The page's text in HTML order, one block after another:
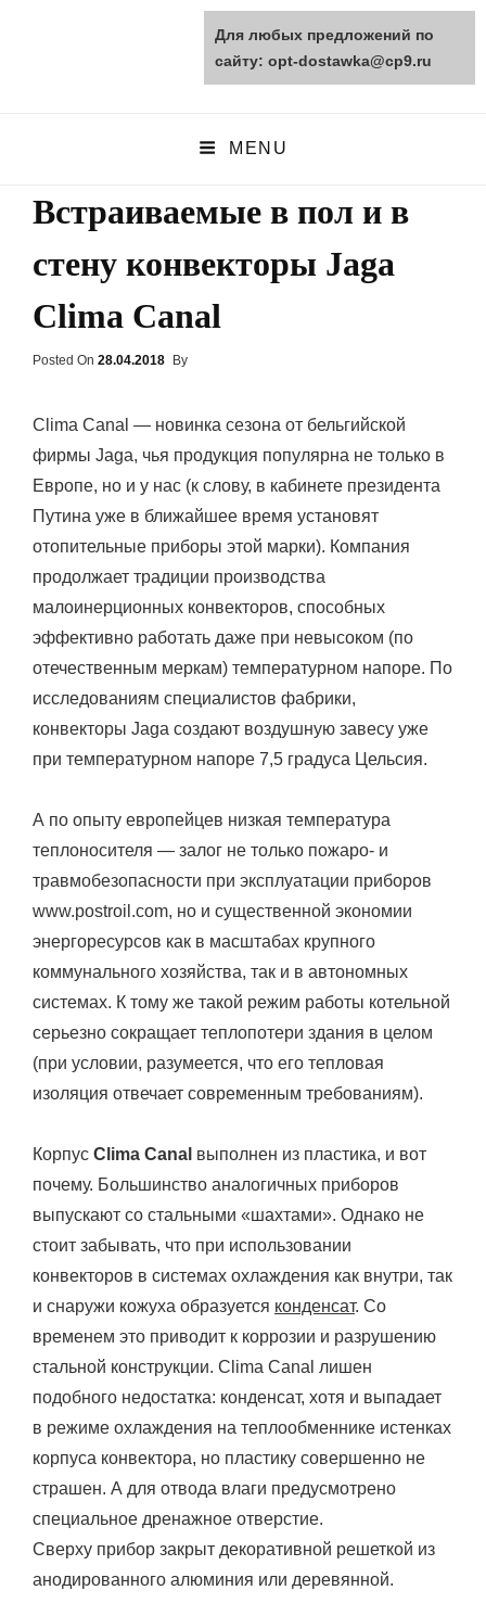
opt-dostawka.ru
MENU
Встраиваемые в пол и в
стену конвекторы Jaga
Clima Canal
Posted On Posted
28.04.2018 By
Clima Canal — новинка сезона от бельгийской
фирмы Jaga, чья продукция популярна не только в
Европе, но и у нас (к слову, в кабинете президента
Путина уже в ближайшее время установят
отопительные приборы этой марки). Компания
продолжает традиции производства
малоинерционных конвекторов, способных
эффективно работать даже при невысоком (по
отечественным меркам) температурном напоре. По
исследованиям специалистов фабрики,
конвекторы Jaga создают воздушную завесу уже
при температурном напоре 7,5 градуса Цельсия.
А по опыту европейцев низкая температура
теплоносителя — залог не только пожаро- и
травмобезопасности при эксплуатации приборов
www.postroil.com, но и существенной экономии
энергоресурсов как в масштабах крупного
коммунального хозяйства, так и в автономных
системах. К тому же такой режим работы котельной
серьезно сокращает теплопотери здания в целом
(при условии, разумеется, что его тепловая
изоляция отвечает современным требованиям).
Корпус Clima Canal выполнен из пластика, и вот
почему. Большинство аналогичных приборов
выпускают со стальными «шахтами». Однако не
стоит забывать, что при использовании
конвекторов в системах охлаждения как внутри, так
и снаружи кожуха образуется конденсат. Со
временем это приводит к коррозии и разрушению
стальной конструкции. Clima Canal лишен
подобного недостатка: конденсат, хотя и выпадает
в режиме охлаждения на теплообменнике истенках
корпуса конвектора, но пластику совершенно не
страшен. А для отвода влаги предусмотрено
специальное дренажное отверстие.
Сверху прибор закрыт декоративной решеткой из
анодированного алюминия или деревянной.
Для любых предложений по
сайту: opt-dostawka@cp9.ru